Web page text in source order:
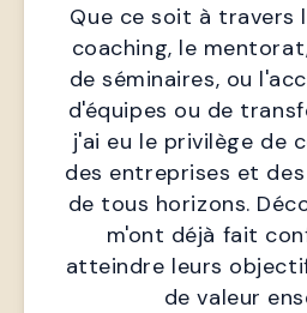
Que ce soit à travers
coaching, le
de séminaires, ou
d'équipes ou de
j'ai eu le privilège de
des entreprises et
de tous horizons.
m'ont déjà fait
atteindre leurs
de valeur